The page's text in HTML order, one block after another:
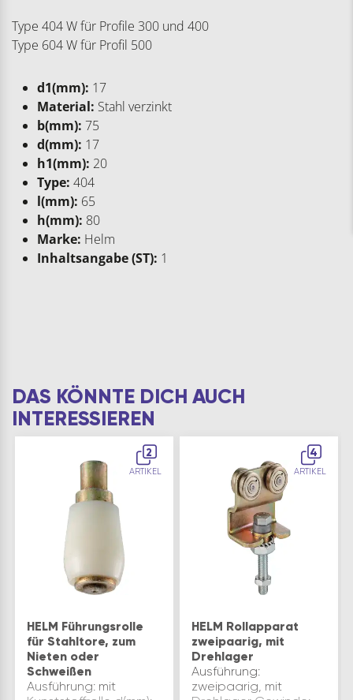
Type 404 W für Profile 300 und 400
Type 604 W für Profil 500
d1(mm): 17
Material: Stahl verzinkt
b(mm): 75
d(mm): 17
h1(mm): 20
Type: 404
l(mm): 65
h(mm): 80
Marke: Helm
Inhaltsangabe (ST): 1
DAS KÖNNTE DICH AUCH
INTERESSIEREN
2
ARTIKEL
HELM Führungsrolle
für Stahltore, zum
Nieten oder
Schweißen
Ausführung: mit
4
ARTIKEL
HELM Rollapparat
zweipaarig, mit
Drehlager
Ausführung:
zweipaarig, mit